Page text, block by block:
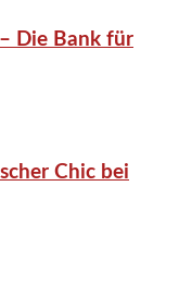
Die Bank für
Chic bei